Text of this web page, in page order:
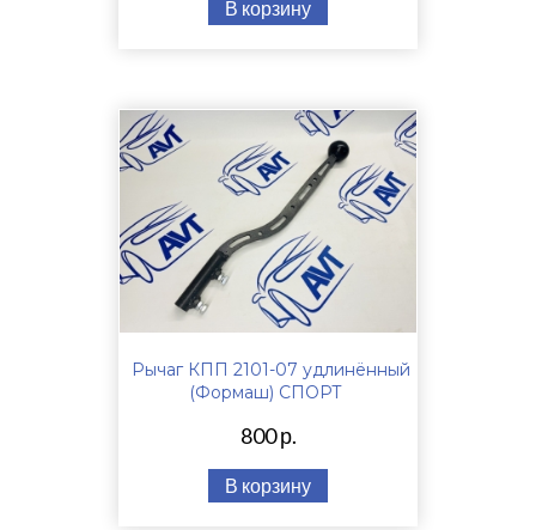
В корзину
Рычаг КПП 2101-07 удлинённый
(Формаш) СПОРТ
800 р.
В корзину